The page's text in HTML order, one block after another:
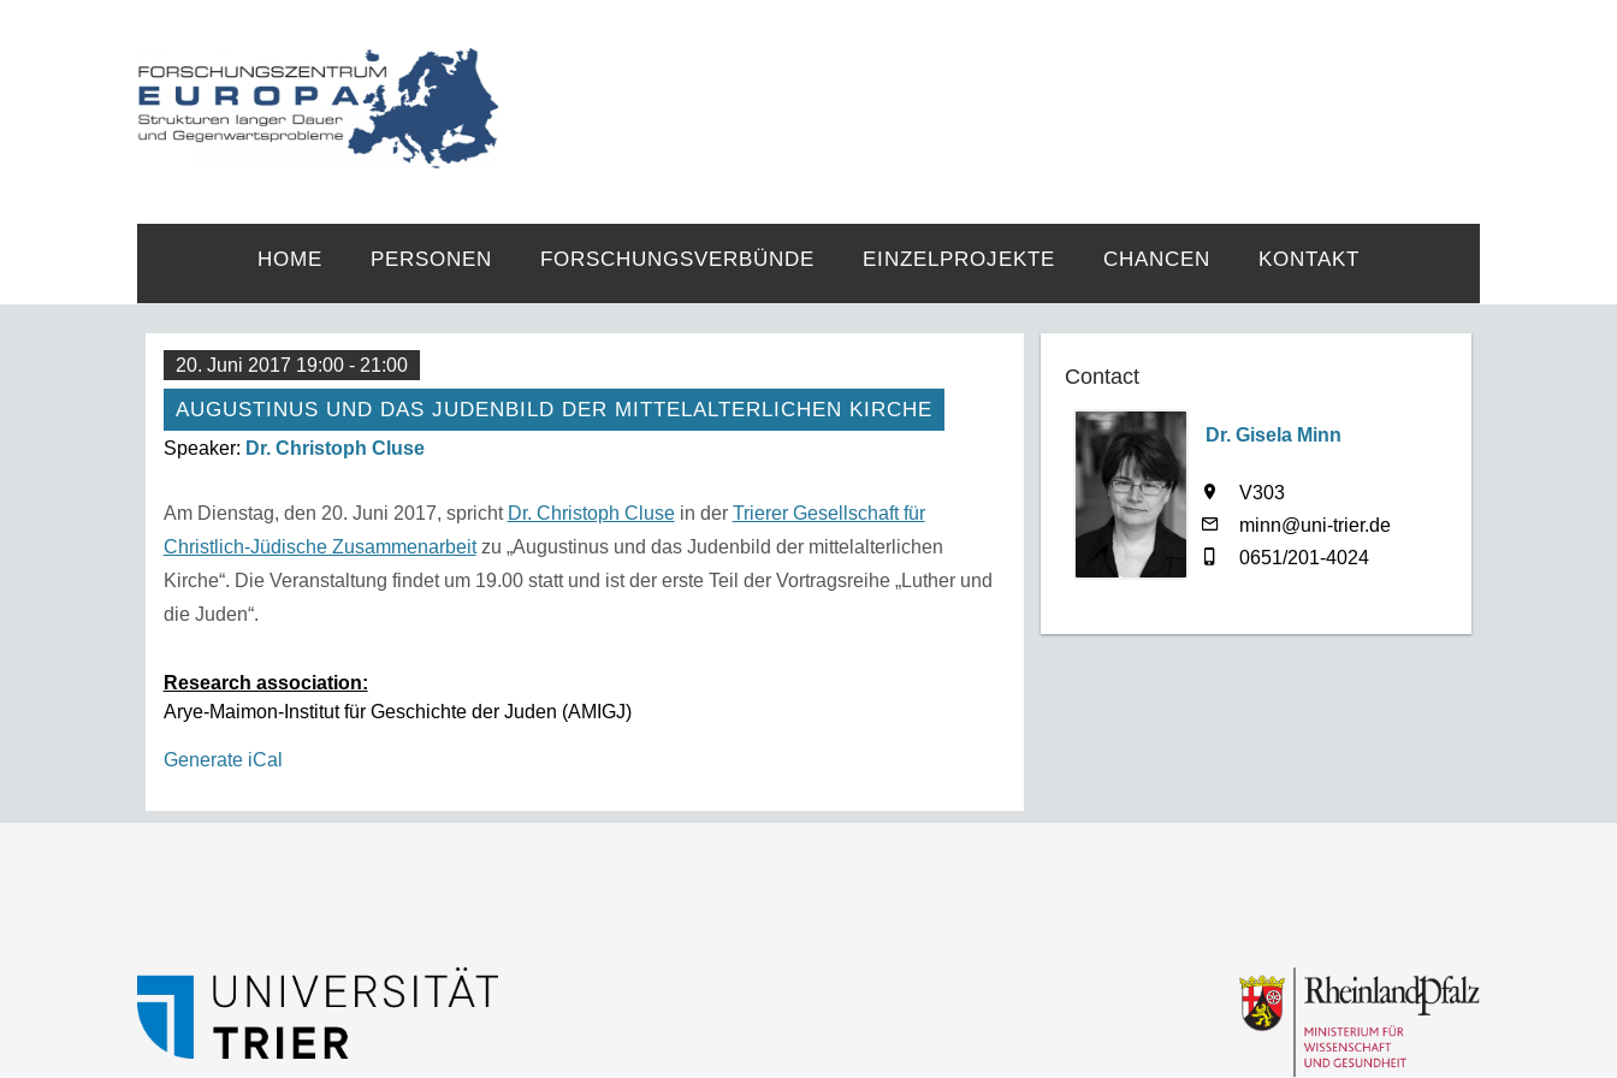
HOME PERSONEN FORSCHUNGSVERBÜNDE EINZELPROJEKTE CHANCEN KONTAKT
20. Juni 2017 19:00 - 21:00
AUGUSTINUS UND DAS JUDENBILD DER MITTELALTERLICHEN KIRCHE
Speaker: Dr. Christoph Cluse
Am Dienstag, den 20. Juni 2017, spricht Dr. Christoph Clusein der Trierer Gesellschaft für
Christlich-Jüdische Zusammenarbeitzu „Augustinus und das Judenbild der mittelalterlichen
Kirche“. Die Veranstaltung findet um 19.00 statt und ist der erste Teil der Vortragsreihe „Luther und
die Juden“.
Research association:
Arye-Maimon-Institut für Geschichte der Juden (AMIGJ)
Generate iCal
Contact
Dr. Gisela Minn
V303
minn@uni-trier.de
0651/201-4024